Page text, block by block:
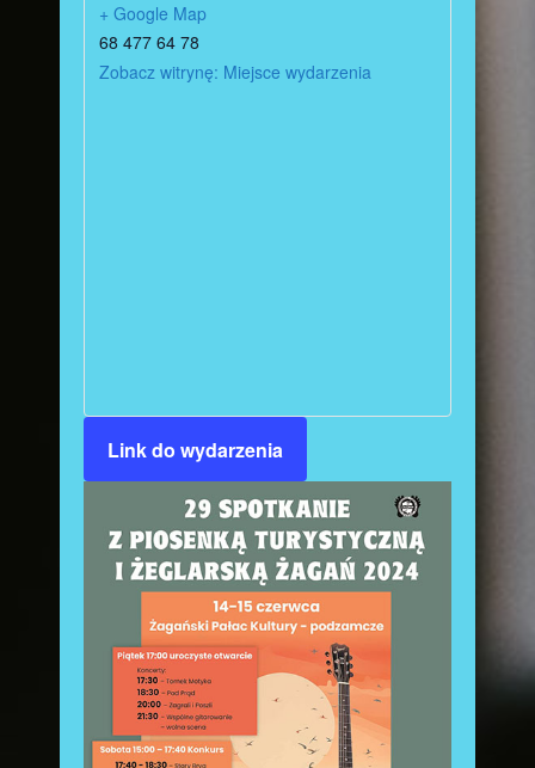
+ Google Map
68 477 64 78
Zobacz witrynę: Miejsce wydarzenia
Link do wydarzenia